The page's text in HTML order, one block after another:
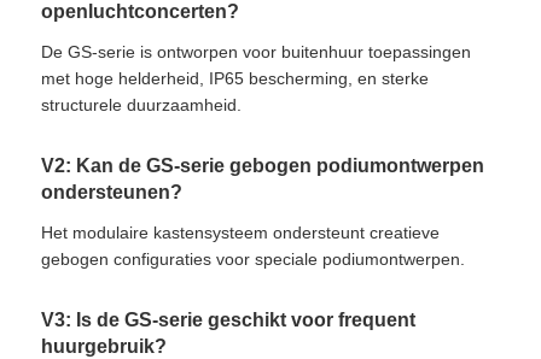
openluchtconcerten?
De GS-serie is ontworpen voor buitenhuur toepassingen
met hoge helderheid, IP65 bescherming, en sterke
structurele duurzaamheid.
V2: Kan de GS-serie gebogen podiumontwerpen
ondersteunen?
Het modulaire kastensysteem ondersteunt creatieve
gebogen configuraties voor speciale podiumontwerpen.
V3: Is de GS-serie geschikt voor frequent
huurgebruik?